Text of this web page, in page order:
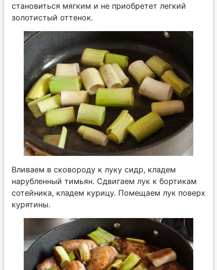
становиться мягким и не приобретет легкий
золотистый оттенок.
Вливаем в сковороду к луку сидр, кладем
нарубленный тимьян. Сдвигаем лук к бортикам
сотейника, кладем курицу. Помещаем лук поверх
курятины.